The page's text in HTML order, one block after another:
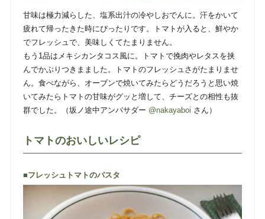
甘味は極力減らした、塩系出汁の冷やしおでんに。 汗をかいて
疲れて帰ったきた時にぴったりです。
トマトが入ると、鮮やか
でフレッシュで、美味しくてたまりません。
もう1品はメキシカンタコス風に。トマトで挽肉やレタスを挟
んでかぶりつきまました。トマトのフレッシュさがたまりませ
ん。食べながら、オーブンで焼いてみたらどうだろうと思い焼
いてみたらトマトの甘味がグッと増して、チーズとの相性も抜
群でした。（坂ノ途中アンバサダー @nakayaboi さん）
トマトのおいしいレシピ
■フレッシュトマトのパスタ